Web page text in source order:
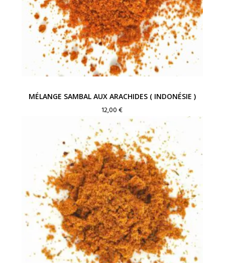
MÉLANGE SAMBAL AUX ARACHIDES ( INDONÉSIE )
12,00€